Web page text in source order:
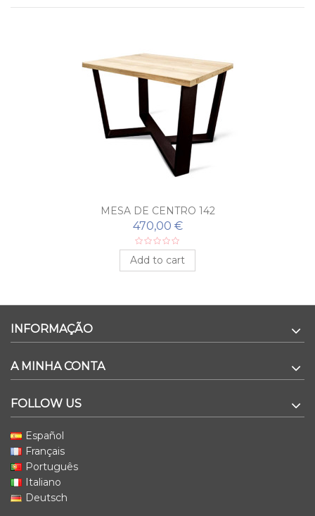
MESA DE CENTRO 142
470,00 €
Add to cart
INFORMAÇÃO
A MINHA CONTA
FOLLOW US
Español
Français
Português
Italiano
Deutsch